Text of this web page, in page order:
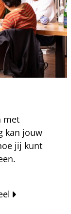
met
kan jouw
jij kunt